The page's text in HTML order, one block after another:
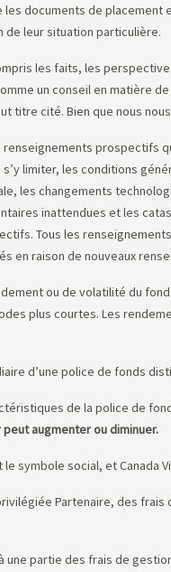
documents de placement
leur situation particulière.
les faits, les
un conseil en matière
cité. Bien que nous
prospectifs
limiter, les conditions
les changements
inattendues et les
Tous les
en raison de nouveaux
ou de volatilité du
plus courtes. Les
d’une police de fonds
de la police de
augmenter ou diminuer.
symbole social, et Canada
Partenaire, des
une partie des frais de